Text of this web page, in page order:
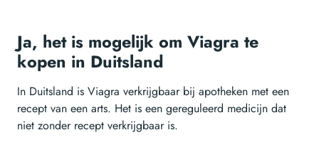
Ja, het is mogelijk om Viagra te
kopen in Duitsland
In Duitsland is Viagra verkrijgbaar bij apotheken met een
recept van een arts. Het is een gereguleerd medicijn dat
niet zonder recept verkrijgbaar is.